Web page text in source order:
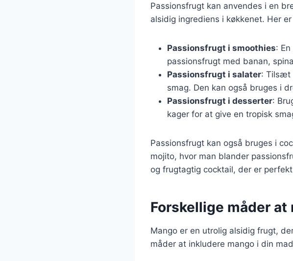
Passionsfrugt kan anvendes i en
alsidig ingrediens i køkkenet. Her
Passionsfrugt i smoothies:
passionsfrugt med banan,
Passionsfrugt i salater: Tilsæt
smag. Den kan også bruges i
Passionsfrugt i desserter:
kager for at give en tropisk
Passionsfrugt kan også bruges i
mojito, hvor man blander
og frugtagtig cocktail, der er
Forskellige måder at
Mango er en utrolig alsidig frugt,
måder at inkludere mango i din